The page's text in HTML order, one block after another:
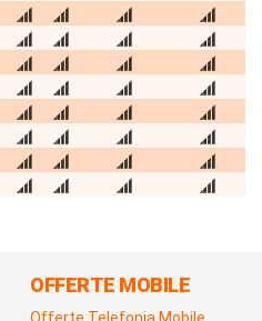
OFFERTE MOBILE
Offerte Telefonia Mobile